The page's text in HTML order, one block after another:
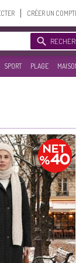
CRÉER UN
SPORT PLAGE